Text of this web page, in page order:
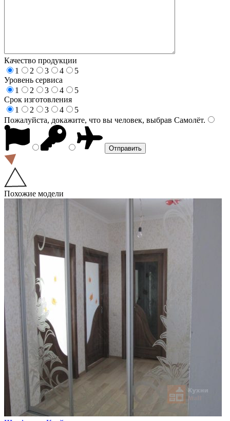
Качество продукции
1
2 3 4
5
Уровень сервиса
1
2 3 4
5
Срок изготовления
1
2 3 4
5
Пожалуйста, докажите, что вы человек, выбрав Самолёт.
Похожие модели